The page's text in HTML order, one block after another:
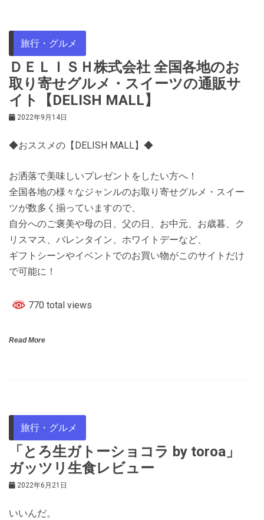
旅行・グルメ
ＤＥＬＩＳＨ株式会社 全国各地のお
取り寄せグルメ・スイーツの通販サ
イト【DELISH MALL】
2022年9月14日
◆おススメの【DELISH MALL】◆
お洒落で美味しいプレゼントをしたい方へ！
全国各地の様々なジャンルのお取り寄せグルメ・スイー
ツが数多く揃っていますので、
自分へのご褒美や母の日、父の日、お中元、お歳暮、ク
リスマス、バレンタイン、ホワイトデーなど、
ギフトシーンやイベントでのお買い物がこのサイトだけ
で可能に！
770 total views
Read More
旅行・グルメ
「とろ生ガトーショコラ by toroa」
ガッツリ生食レビュー
2022年6月21日
いいんだ。